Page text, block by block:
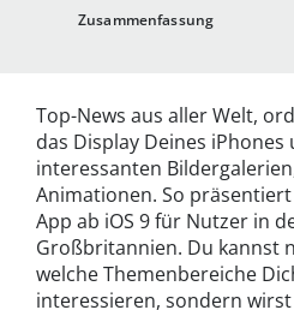
Zusammenfassung
Top-News aus aller Welt,
das Display Deines
interessanten
Animationen. So
App ab iOS 9 für Nutzer in
Großbritannien. Du kannst
welche Themenbereiche
interessieren, sondern